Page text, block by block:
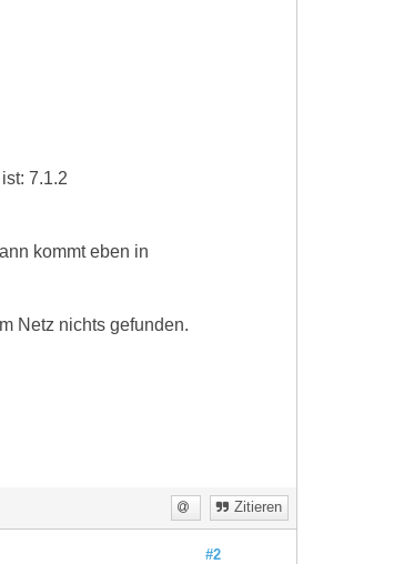
7.1.2
kommt eben in
Netz nichts gefunden.
Zitieren
#2